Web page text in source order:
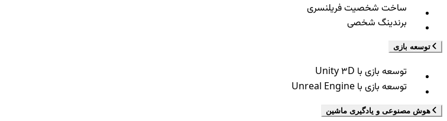
ساخت شخصیت فریلنسری
برندینگ شخصی
توسعه بازی
توسعه بازی با Unity 3D
توسعه بازی با Unreal Engine
هوش مصنوعی و یادگیری ماشین